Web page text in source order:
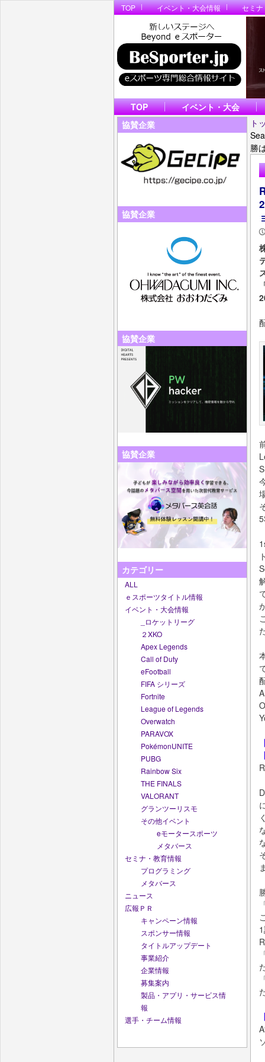
TOP イベント・大会情報 セミ
TOP
イベント・大会
協賛企業
協賛企業
協賛企業
協賛企業
カテゴリー
ALL
ｅスポーツタイトル情報
イベント・大会情報
_ロケットリーグ
２XKO
Apex Legends
Call of Duty
eFootball
FIFA シリーズ
Fortnite
League of Legends
Overwatch
PARAVOX
PokémonUNITE
PUBG
Rainbow Six
THE FINALS
VALORANT
グランツーリスモ
その他イベント
eモータースポーツ
メタバース
セミナ・教育情報
プログラミング
メタバース
ニュース
広報ＰＲ
キャンペーン情報
スポンサー情報
タイトルアップデート
事業紹介
企業情報
募集案内
製品・アプリ・サービス情
報
選手・チーム情報
ト
勝
P